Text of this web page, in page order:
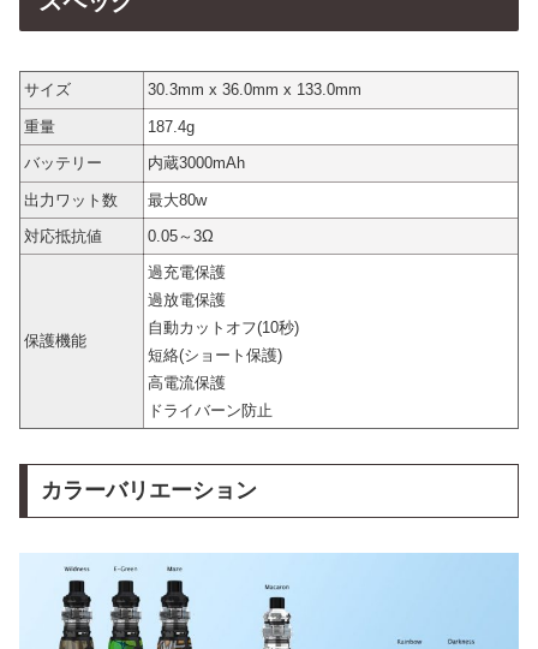
サイズ 30.3mm x 36.0mm x 133.0mm
重量
187.4g
バッテリー
内蔵3000mAh
出力ワット数
最大80w
対応抵抗値
0.05～3Ω
保護機能
過充電保護
過放電保護
自動カットオフ(10秒)
短絡(ショート保護)
高電流保護
ドライバーン防止
カラーバリエーション